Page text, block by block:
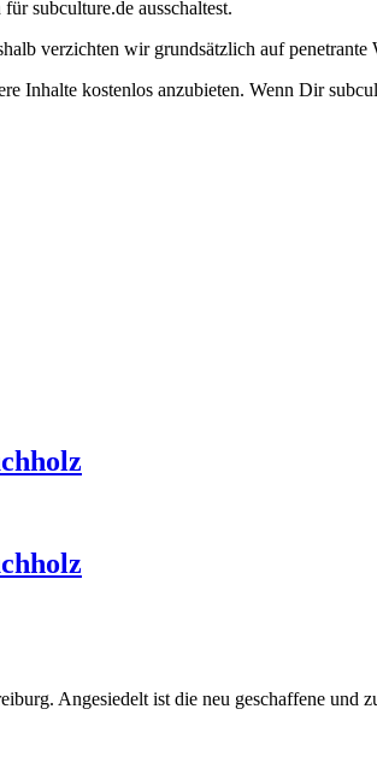
subculture.de ausschaltest.
verzichten wir grundsätzlich auf
Inhalte kostenlos anzubieten. Wenn Dir
Angesiedelt ist die neu geschaffene und